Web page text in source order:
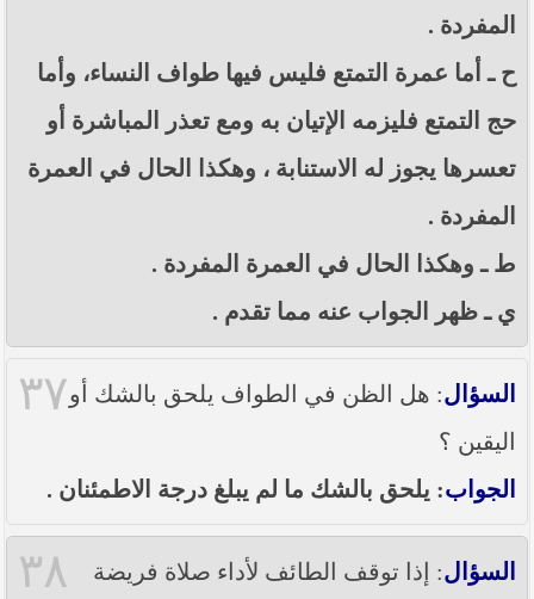
المفردة .
ح ـ أما عمرة التمتع فليس فيها طواف النساء، وأما
حج التمتع فليزمه الإتيان به ومع تعذر المباشرة أو
تعسرها يجوز له الاستنابة ، وهكذا الحال في العمرة
المفردة .
ط ـ وهكذا الحال في العمرة المفردة .
ي ـ ظهر الجواب عنه مما تقدم .
٣٧ السؤال: هل الظن في الطواف يلحق بالشك أو
اليقين ؟
الجواب: يلحق بالشك ما لم يبلغ درجة الاطمئنان .
٣٨ السؤال: إذا توقف الطائف لأداء صلاة فريضة